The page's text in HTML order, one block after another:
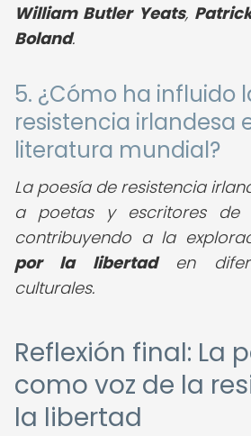
William Butler Yeats,
Boland.
5. ¿Cómo ha influido
resistencia irlandesa
literatura mundial?
La poesía de resistencia
a poetas y escritores de
contribuyendo a la
por la libertaden
culturales.
Reflexión final: La
como voz de la
la libertad